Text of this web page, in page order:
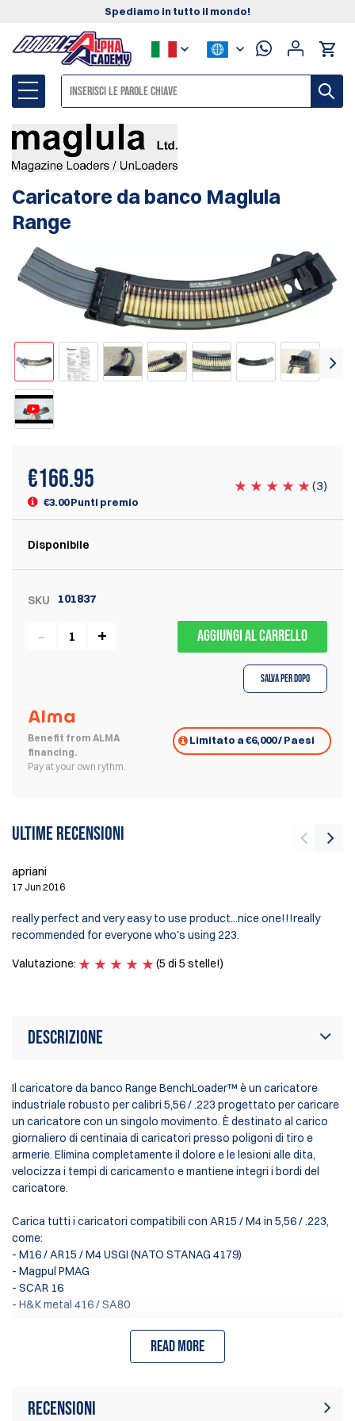
Spediamo in tutto il mondo!
Caricatore da banco Maglula
Range
€166.95
€3.00 Punti premio
(3)
Disponibile
SKU 101837
AGGIUNGI AL CARRELLO
Salva per dopo
Benefit from ALMA
financing.
Pay at your own rythm.
Limitato a €6,000 / Paesi
Ultime recensioni
apriani
17 Jun 2016
really perfect and very easy to use product...nice one!!!really
recommended for everyone who's using 223.
Valutazione:
(5 di 5 stelle!)
Descrizione
Il caricatore da banco Range BenchLoader™ è un caricatore
industriale robusto per calibri 5,56 / .223 progettato per caricare
un caricatore con un singolo movimento. È destinato al carico
giornaliero di centinaia di caricatori presso poligoni di tiro e
armerie. Elimina completamente il dolore e le lesioni alle dita,
velocizza i tempi di caricamento e mantiene integri i bordi del
caricatore.
Carica tutti i caricatori compatibili con AR15 / M4 in 5,56 / .223,
come:
- M16 / AR15 / M4 USGI (NATO STANAG 4179)
- Magpul PMAG
- SCAR 16
- H&K metal 416 / SA80
- SureFire 60 e 100 colpi
Read more
Recensioni